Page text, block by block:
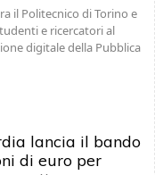
il Politecnico di Torino e
e ricercatori al
digitale della Pubblica
lancia il bando
di euro per